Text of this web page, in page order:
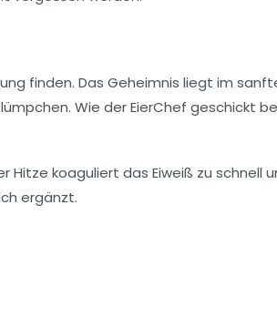
finden. Das Geheimnis liegt im
Wie der EierChef geschickt
koaguliert das Eiweiß zu schnell
ergänzt.